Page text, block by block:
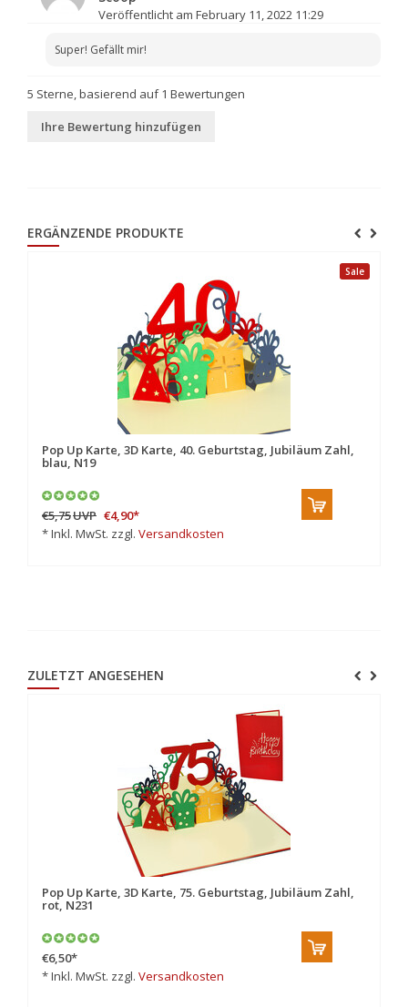
Veröffentlicht am February 11, 2022 11:29
Super! Gefällt mir!
5 Sterne, basierend auf1 Bewertungen
Ihre Bewertung hinzufügen
ERGÄNZENDE PRODUKTE
Sale
Pop Up Karte, 3D Karte, 40. Geburtstag, Jubiläum Zahl,
blau, N19
€5,75UVP €4,90*
* Inkl. MwSt. zzgl. Versandkosten
ZULETZT ANGESEHEN
Pop Up Karte, 3D Karte, 75. Geburtstag, Jubiläum Zahl,
rot, N231
€6,50*
* Inkl. MwSt. zzgl. Versandkosten